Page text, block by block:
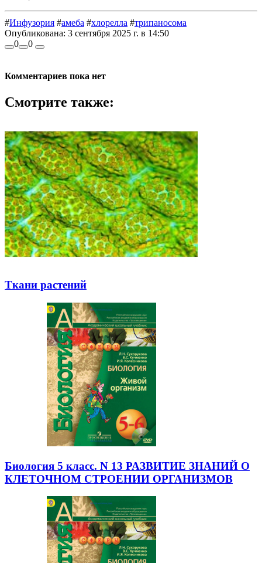
#Инфузория #амеба #хлорелла #трипаносома
Опубликована: 3 сентября 2025 г. в 14:50
0
0
Комментариев пока нет
Смотрите также:
Ткани растений
Биология 5 класс. N 13 РАЗВИТИЕ ЗНАНИЙ О
КЛЕТОЧНОМ СТРОЕНИИ ОРГАНИЗМОВ